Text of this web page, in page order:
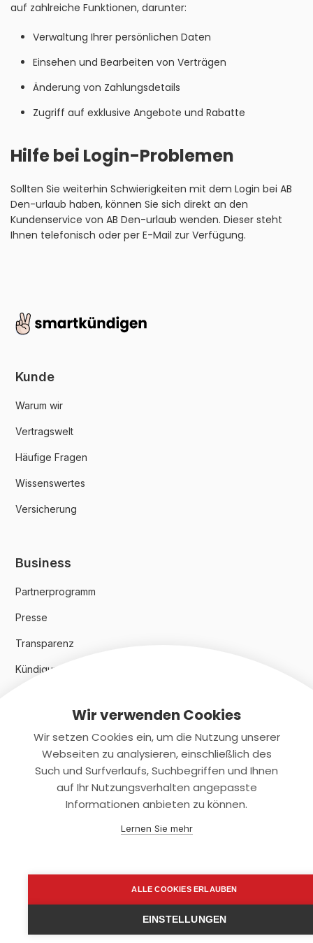
auf zahlreiche Funktionen, darunter:
Verwaltung Ihrer persönlichen Daten
Einsehen und Bearbeiten von Verträgen
Änderung von Zahlungsdetails
Zugriff auf exklusive Angebote und Rabatte
Hilfe bei Login-Problemen
Sollten Sie weiterhin Schwierigkeiten mit dem Login bei AB
Den-urlaub haben, können Sie sich direkt an den
Kundenservice von AB Den-urlaub wenden. Dieser steht
Ihnen telefonisch oder per E-Mail zur Verfügung.
Kunde
Warum wir
Vertragswelt
Häufige Fragen
Wissenswertes
Versicherung
Business
Partnerprogramm
Presse
Transparenz
Kündigungsindex 2024
Rechtliches
Datenschutz
support@smartkuendigen.de
Wir verwenden Cookies
Wir setzen Cookies ein, um die Nutzung unserer
Webseiten zu analysieren, einschließlich des
Such und Surfverlaufs, Suchbegriffen und Ihnen
auf Ihr Nutzungsverhalten angepasste
Informationen anbieten zu können.
Lernen Sie mehr
ALLE COOKIES ERLAUBEN
EINSTELLUNGEN